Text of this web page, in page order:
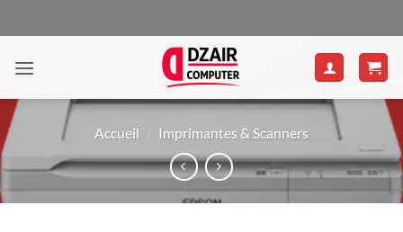
au
Accueil / Imprimantes & Scanners